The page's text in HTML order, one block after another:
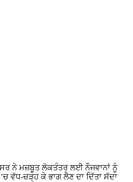
ਨੇ ਮਜ਼ਬੂਤ ਲੋਕਤੰਤਰ ਲਈ ਨੌਜਵਾਨਾਂ ਨੂੰ
ਵੱਧ-ਚੜ੍ਹ ਕੇ ਭਾਗ ਲੈਣ ਦਾ ਦਿੱਤਾ ਸੱਦਾ